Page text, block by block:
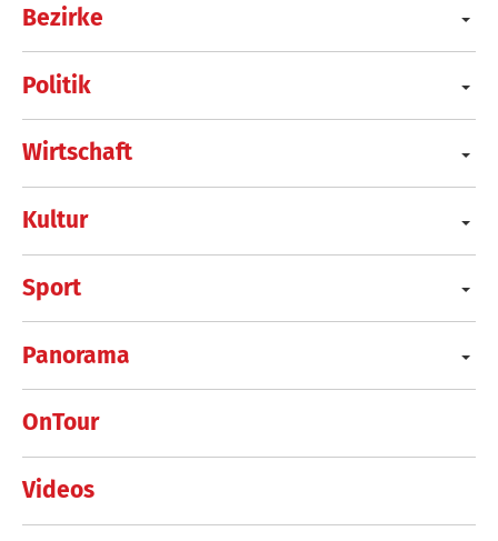
Bezirke
Politik
Wirtschaft
Kultur
Sport
Panorama
OnTour
Videos